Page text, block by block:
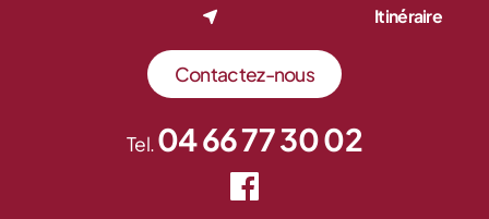
Itinéraire
Contactez-nous
Tel.04 66 77 30 02